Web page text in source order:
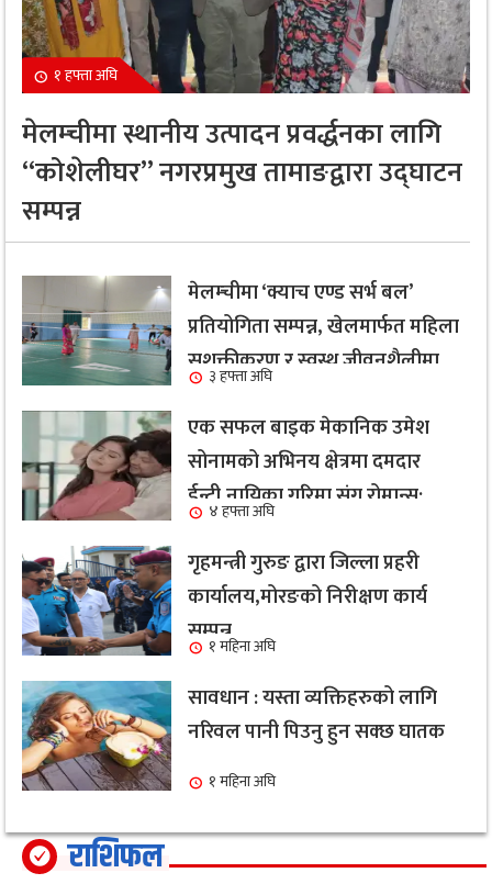
१ हफ्ता अघि
मेलम्चीमा स्थानीय उत्पादन प्रवर्द्धनका लागि
“कोशेलीघर” नगरप्रमुख तामाङद्वारा उद्घाटन
सम्पन्न
मेलम्चीमा ‘क्याच एण्ड सर्भ बल’
प्रतियोगिता सम्पन्न, खेलमार्फत महिला
सशक्तीकरण र स्वस्थ जीवनशैलीमा
जोड
३ हफ्ता अघि
एक सफल बाइक मेकानिक उमेश
सोनामको अभिनय क्षेत्रमा दमदार
ईन्ट्री,नायिका गरिमा संग रोमान्स:
हेर्नुहोस भिडियो ।
४ हफ्ता अघि
गृहमन्त्री गुरुङ द्वारा जिल्ला प्रहरी
कार्यालय,मोरङको निरीक्षण कार्य
सम्पन्न१ महिना अघि
सावधान : यस्ता व्यक्तिहरुको लागि
नरिवल पानी पिउनु हुन सक्छ घातक
१ महिना अघि
राशिफल